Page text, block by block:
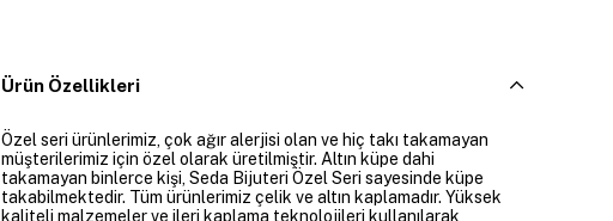
Ürün Özellikleri
Özel seri ürünlerimiz, çok ağır alerjisi olan ve hiç takı takamayan
müşterilerimiz için özel olarak üretilmiştir. Altın küpe dahi
takamayan binlerce kişi, Seda Bijuteri Özel Seri sayesinde küpe
takabilmektedir. Tüm ürünlerimiz çelik ve altın kaplamadır. Yüksek
kaliteli malzemeler ve ileri kaplama teknolojileri kullanılarak